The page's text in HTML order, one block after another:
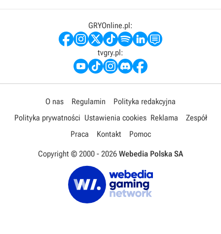
GRYOnline.pl:
tvgry.pl:
O nas Regulamin
Polityka redakcyjna
Polityka prywatności Ustawienia cookies Reklama
Zespół
Praca
Kontakt Pomoc
Copyright © 2000 - 2026 Webedia Polska SA